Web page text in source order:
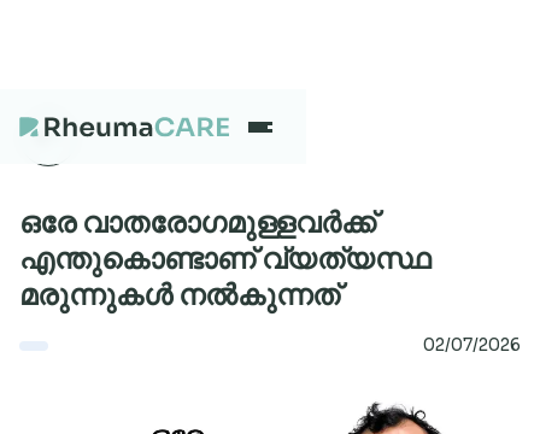
What we treat
Our Centres
ഒരേ വാതരോഗമുള്ളവർക്ക്
എന്തുകൊണ്ടാണ് വ്യത്യസ്ഥ
മരുന്നുകൾ നൽകുന്നത്
02/07/2026